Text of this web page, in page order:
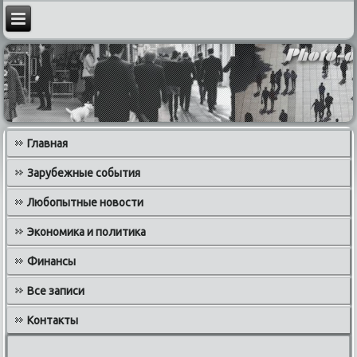
Главная
Зарубежные события
Любопытные новости
Экономика и политика
Финансы
Все записи
Контакты